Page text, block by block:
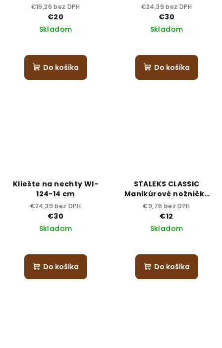
€16,26 bez DPH
€20
Skladom
Do košíka
€24,39 bez DPH
€30
Skladom
Do košíka
Kliešte na nechty WI-
124-14 cm
€24,39 bez DPH
€30
Skladom
Do košíka
STALEKS CLASSIC
Manikúrové nožničky
21-1
€9,76 bez DPH
€12
Skladom
Do košíka